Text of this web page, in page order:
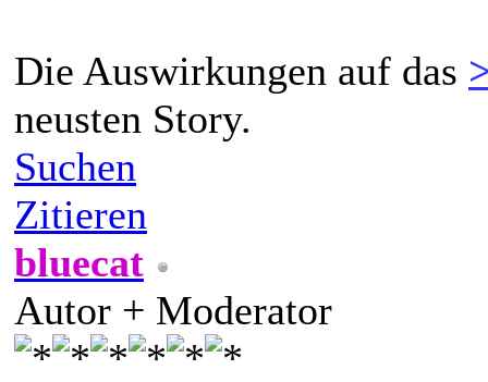
Die Auswirkungen auf das
neusten Story.
Suchen
Zitieren
bluecat
Autor + Moderator